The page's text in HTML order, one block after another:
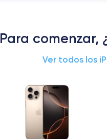
Para comenzar,
Ver todos los